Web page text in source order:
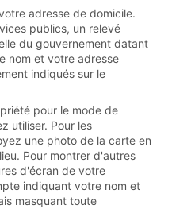
adresse de domicile.
publics, un relevé
du gouvernement datant
nom et votre adresse
indiqués sur le
pour le mode de
utiliser. Pour les
une photo de la carte en
Pour montrer d'autres
d'écran de votre
indiquant votre nom et
masquant toute